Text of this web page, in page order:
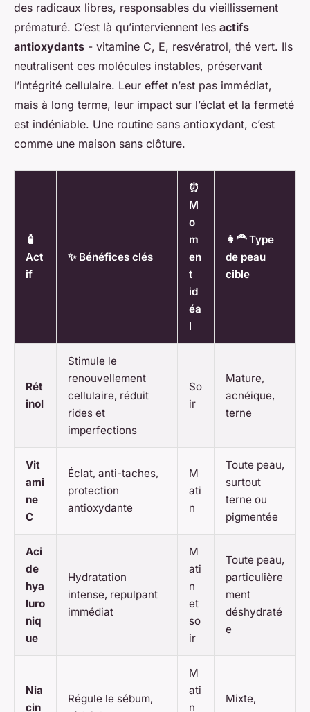
des radicaux libres, responsables du vieillissement
prématuré. C’est là qu’interviennent les actifs
antioxydants - vitamine C, E, resvératrol, thé vert. Ils
neutralisent ces molécules instables, préservant
l’intégrité cellulaire. Leur effet n’est pas immédiat,
mais à long terme, leur impact sur l’éclat et la fermeté
est indéniable. Une routine sans antioxydant, c’est
comme une maison sans clôture.
🧴
Act
if
✨ Bénéfices clés
⏰
M
o
m
en
t
id
éa
l
👩‍🦰 Type
de peau
cible
Rét
inol
Stimule le
renouvellement
cellulaire, réduit
rides et
imperfections
So
ir
Mature,
acnéique,
terne
Vit
ami
ne
C
Éclat, anti-taches,
protection
antioxydante
M
ati
n
Toute peau,
surtout
terne ou
pigmentée
Aci
de
hya
luro
niq
ue
Hydratation
intense, repulpant
immédiat
M
ati
n
et
so
ir
Toute peau,
particulière
ment
déshydraté
e
Nia
cin
Régule le sébum,
M
ati
n
Mixte,